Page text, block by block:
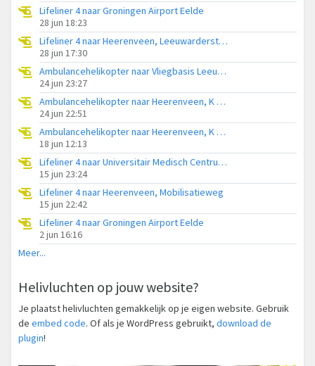
Lifeliner 4 naar Groningen Airport Eelde
28 jun 18:23
Lifeliner 4 naar Heerenveen, Leeuwarderstraatweg
28 jun 17:30
Ambulancehelikopter naar Vliegbasis Leeuwarden
24 jun 23:27
Ambulancehelikopter naar Heerenveen, K R Poststraat
24 jun 22:51
Ambulancehelikopter naar Heerenveen, K R Poststraat
18 jun 12:13
Lifeliner 4 naar Universitair Medisch Centrum Groningen
15 jun 23:24
Lifeliner 4 naar Heerenveen, Mobilisatieweg
15 jun 22:42
Lifeliner 4 naar Groningen Airport Eelde
2 jun 16:16
Meer...
Helivluchten op jouw website?
Je plaatst helivluchten gemakkelijk op je eigen website. Gebruik
de embed code. Of als je WordPress gebruikt, download de
plugin!